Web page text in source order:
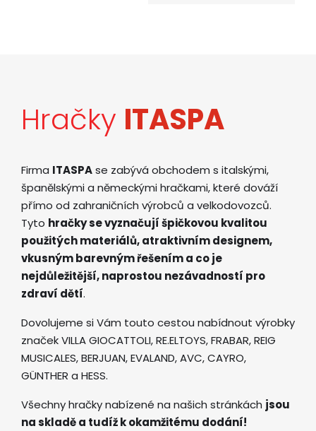
Hračky ITASPA
Firma ITASPAse zabývá obchodem s italskými,
španělskými a německými hračkami, které dováží
přímo od zahraničních výrobců a velkodovozců.
Tyto hračky se vyznačují špičkovou kvalitou
použitých materiálů, atraktivním designem,
vkusným barevným řešením a co je
nejdůležitější, naprostou nezávadností pro
zdraví dětí.
Dovolujeme si Vám touto cestou nabídnout výrobky
značek VILLA GIOCATTOLI, RE.ELTOYS, FRABAR, REIG
MUSICALES, BERJUAN, EVALAND, AVC, CAYRO,
GÜNTHER a HESS.
Všechny hračky nabízené na našich stránkách jsou
na skladě a tudíž k okamžitému dodání!